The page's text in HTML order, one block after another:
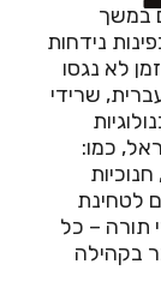
במשך
נידחות
לא נגסו
שרידי
כמו:
לטחינת
תורה – כל
בקהילה